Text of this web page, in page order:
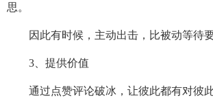
思。
因此有时候，主动出击，比被动等待要
3、提供价值
通过点赞评论破冰，让彼此都有对彼